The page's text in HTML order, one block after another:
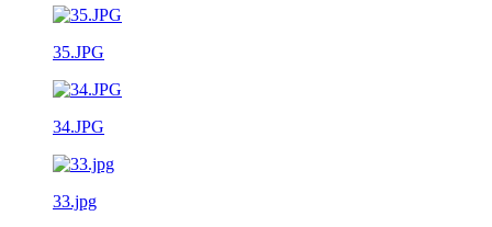
35.JPG
34.JPG
33.jpg